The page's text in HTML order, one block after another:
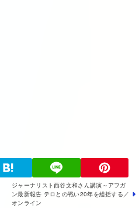
ジャーナリスト西谷文和さん講演～アフガ
ン最新報告 テロとの戦い20年を総括する／
オンライン